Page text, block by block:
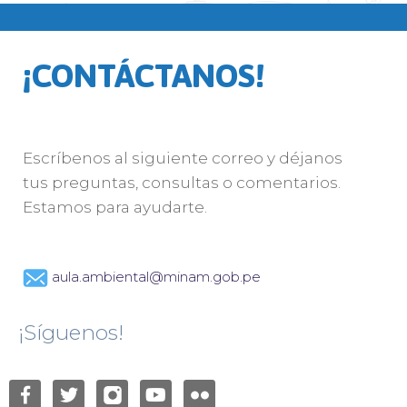
¡CONTÁCTANOS!
Escríbenos al siguiente correo y déjanos
tus preguntas, consultas o comentarios.
Estamos para ayudarte.
aula.ambiental@minam.gob.pe
¡Síguenos!